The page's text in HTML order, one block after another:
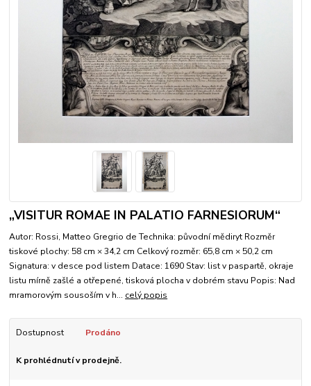
„VISITUR ROMAE IN PALATIO FARNESIORUM“
Autor: Rossi, Matteo Gregrio de Technika: původní mědiryt Rozměr
tiskové plochy: 58 cm × 34,2 cm Celkový rozměr: 65,8 cm × 50,2 cm
Signatura: v desce pod listem Datace: 1690 Stav: list v paspartě, okraje
listu mírně zašlé a otřepené, tisková plocha v dobrém stavu Popis: Nad
mramorovým sousoším v h... celý popis
Dostupnost Prodáno
K prohlédnutí v prodejně.